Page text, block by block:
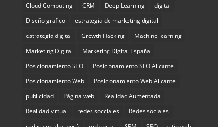
Cloud Computing
CRM Deep Learning
digital
Diseño gráfico
estrategia de marketing digital
estrategia digital
Growth Hacking
Machine learning
Marketing Digital
Marketing Digital España
Posicionamiento SEO
Posicionamiento SEO Alicante
Posicionamiento Web
Posicionamiento Web Alicante
publicidad
Página web
Realidad Aumentada
Realidad virtual
redes socciales
Redes sociales